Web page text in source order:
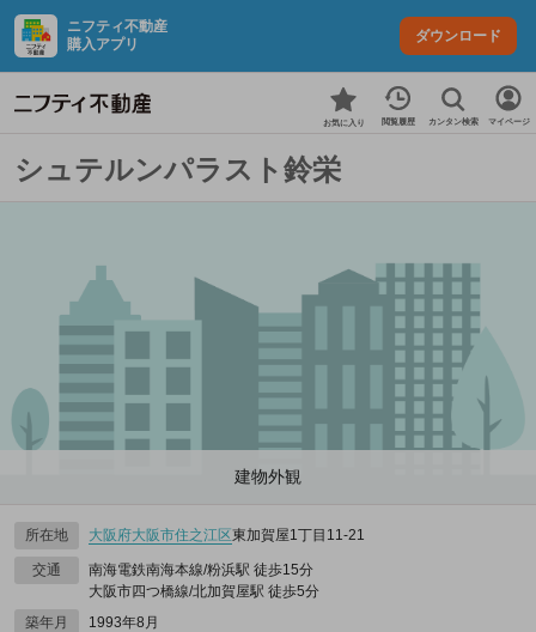
ニフティ不動産
購入アプリ
ダウンロード
お気に入り 閲覧履歴 カンタン検索 マイページ
シュテルンパラスト鈴栄
建物外観
所在地 大阪府大阪市住之江区東加賀屋1丁目11-21
交通
南海電鉄南海本線/粉浜駅 徒歩15分
大阪市四つ橋線/北加賀屋駅 徒歩5分
築年月
1993年8月